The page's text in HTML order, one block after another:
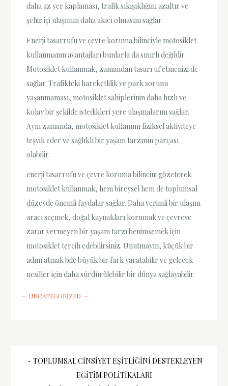
daha az yer kaplaması, trafik sıkışıklığını azaltır ve
şehir içi ulaşımın daha akıcı olmasını sağlar.
Enerji tasarrufu ve çevre koruma bilinciyle motosiklet
kullanmanın avantajları bunlarla da sınırlı değildir.
Motosiklet kullanmak, zamandan tasarruf etmenizi de
sağlar. Trafikteki hareketlilik ve park sorunu
yaşanmaması, motosiklet sahiplerinin daha hızlı ve
kolay bir şekilde istedikleri yere ulaşmalarını sağlar.
Aynı zamanda, motosiklet kullanımı fiziksel aktiviteye
teşvik eder ve sağlıklı bir yaşam tarzının parçası
olabilir.
enerji tasarrufu ve çevre koruma bilincini gözeterek
motosiklet kullanmak, hem bireysel hem de toplumsal
düzeyde önemli faydalar sağlar. Daha verimli bir ulaşım
aracı seçmek, doğal kaynakları korumak ve çevreye
zarar vermeyen bir yaşam tarzı benimsemek için
motosiklet tercih edebilirsiniz. Unutmayın, küçük bir
adım atmak bile büyük bir fark yaratabilir ve gelecek
nesiller için daha sürdürülebilir bir dünya sağlayabilir.
UNCATEGORIZED
Yazı
TOPLUMSAL CINSIYET EŞITLIĞINI DESTEKLEYEN
EĞITIM POLITIKALARI